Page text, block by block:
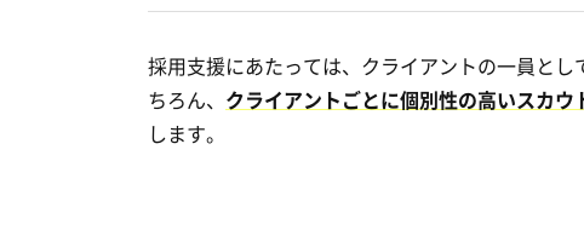
採用支援にあたっては、クライアントの一員と
ちろん、 クライアントごとに個別性の高いスカウ
します。